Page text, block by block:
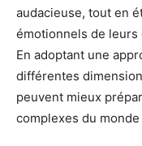
audacieuse, tout en
émotionnels de
En adoptant une
différentes
peuvent mieux
complexes du